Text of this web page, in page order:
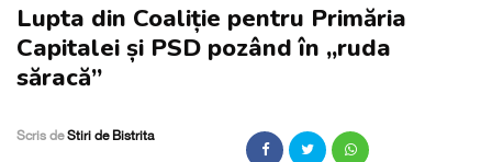
Lupta din Coaliție pentru Primăria
Capitalei și PSD pozând în „ruda
săracă”
Scris deStiri de Bistrita